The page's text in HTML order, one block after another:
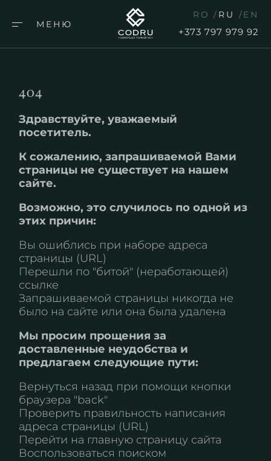
МЕНЮ
+373 797 979 92
RO RU EN
404
Здравствуйте, уважаемый
посетитель.
К сожалению, запрашиваемой Вами
страницы не существует на нашем
сайте.
Возможно, это случилось по одной из
этих причин:
Вы ошиблись при наборе адреса
страницы (URL)
Перешли по "битой" (неработающей)
ссылке
Запрашиваемой страницы никогда не
было на сайте или она была удалена
Мы просим прощения за
доставленные неудобства и
предлагаем следующие пути:
Вернуться назад при помощи кнопки
браузера "back"
Проверить правильность написания
адреса страницы (URL)
Перейти на главную страницу сайта
Воспользоваться поиском